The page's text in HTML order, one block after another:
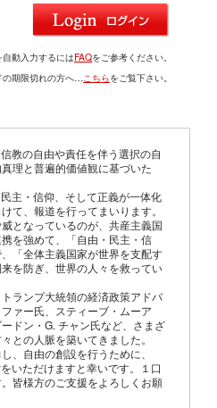
動入力するにはFAQをご参考ください。
の期限切れの方へ…こちらをご覧下さい。
教の自由や責任を伴う選択の自
理と普遍的価値観に基づいた
主・信仰、そして正義が一体化
て、報道を行ってまいります。
となっているのが、共産主義国
を強めて、「自由・民主・信
「全体主義国家が世界を支配す
を防ぎ、世界の人々を救ってい
ランプ大統領の経済政策アドバ
ァー氏、スティーブ・ムーア
ドン・G. チャン氏など、さまざ
との人脈を築いてきました。
、自由の創設を行うために、
いただけますと幸いです。１口
皆様方のご支援をよろしくお願